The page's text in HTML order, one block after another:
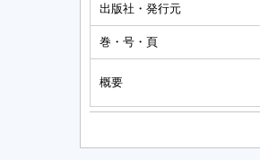
出版社・発行元
巻・号・頁
概要